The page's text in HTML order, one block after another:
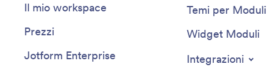
Il mio workspace
Prezzi
Jotform Enterprise
Temi per Moduli
Widget Moduli
Integrazioni